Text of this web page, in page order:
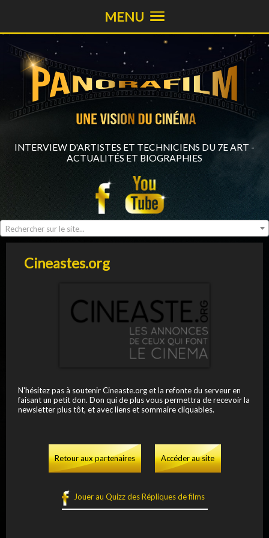
INTERVIEW D'ARTISTES ET TECHNICIENS DU 7E ART -
ACTUALITÉS ET BIOGRAPHIES
Rechercher sur le site...
MENU
Cineastes.org
N'hésitez pas à soutenir Cineaste.org et la refonte du serveur en
faisant un petit don. Don qui de plus vous permettra de recevoir la
newsletter plus tôt, et avec liens et sommaire cliquables.
Retour aux partenaires Accéder au site
Jouer au Quizz des Répliques de films